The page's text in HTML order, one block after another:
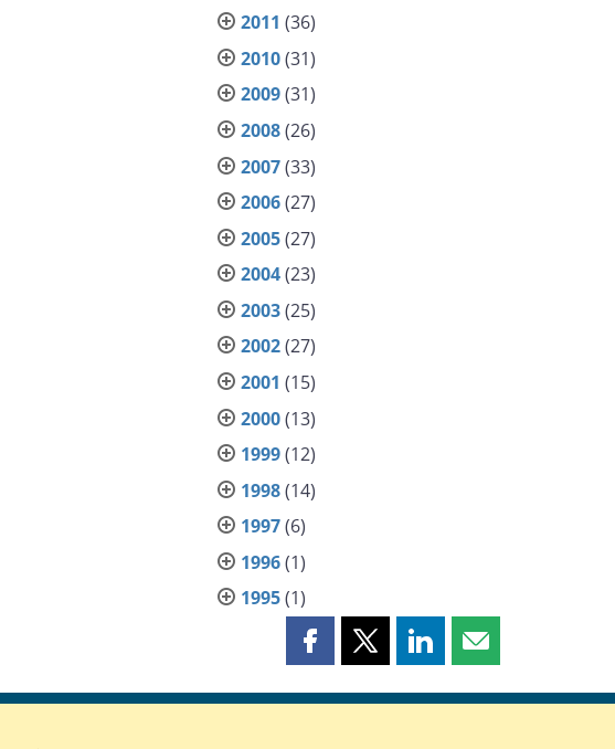
2011 (36)
2010(31)
2009(31)
2008(26)
2007(33)
2006(27)
2005(27)
2004(23)
2003(25)
2002(27)
2001 (15)
2000(13)
1999(12)
1998(14)
1997(6)
1996(1)
1995(1)
Partager
page
Partager
page
Partager
page
Partager
page